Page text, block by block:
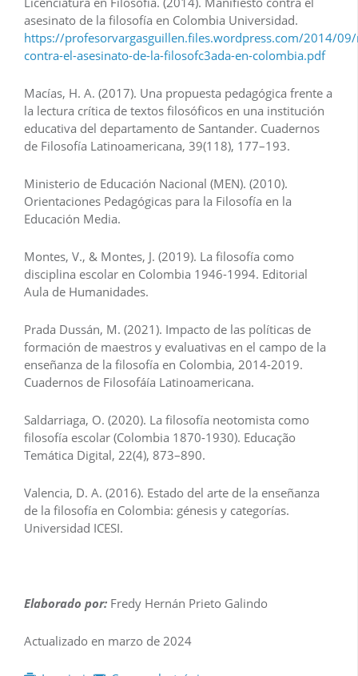
asesinato de la filosofía en Colombia Universidad.
https://profesorvargasguillen.files.wordpress.com/2014/
contra-el-asesinato-de-la-filosofc3ada-en-colombia.pdf
Macías, H. A. (2017). Una propuesta pedagógica frente a
la lectura crítica de textos filosóficos en una institución
educativa del departamento de Santander. Cuadernos
de Filosofía Latinoamericana, 39(118), 177–193.
Ministerio de Educación Nacional (MEN). (2010).
Orientaciones Pedagógicas para la Filosofía en la
Educación Media.
Montes, V., & Montes, J. (2019). La filosofía como
disciplina escolar en Colombia 1946-1994. Editorial
Aula de Humanidades.
Prada Dussán, M. (2021). Impacto de las políticas de
formación de maestros y evaluativas en el campo de la
enseñanza de la filosofía en Colombia, 2014-2019.
Cuadernos de Filosofáía Latinoamericana.
Saldarriaga, O. (2020). La filosofía neotomista como
filosofía escolar (Colombia 1870-1930). Educação
Temática Digital, 22(4), 873–890.
Valencia, D. A. (2016). Estado del arte de la enseñanza
de la filosofía en Colombia: génesis y categorías.
Universidad ICESI.
Elaborado por: Fredy Hernán Prieto Galindo
Actualizado en marzo de 2024